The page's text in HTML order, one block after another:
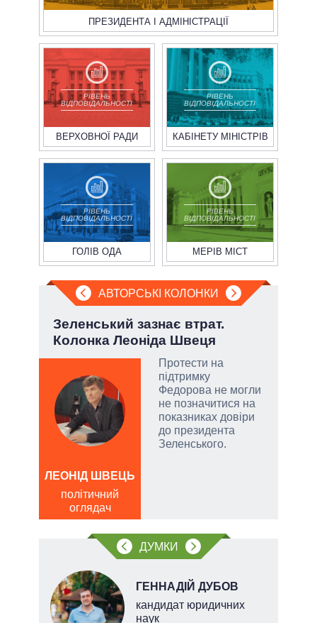
ПРЕЗИДЕНТА І АДМІНІСТРАЦІЇ
РІВЕНЬ
ВІДПОВІДАЛЬНОСТІ
ВЕРХОВНОЇ РАДИ
РІВЕНЬ
ВІДПОВІДАЛЬНОСТІ
КАБІНЕТУ МІНІСТРІВ
РІВЕНЬ
ВІДПОВІДАЛЬНОСТІ
ГОЛІВ ОДА
РІВЕНЬ
ВІДПОВІДАЛЬНОСТІ
МЕРІВ МІСТ
АВТОРСЬКІ КОЛОНКИ
Зеленський зазнає втрат.
Колонка Леоніда Швеця
Протести на
підтримку
Федорова не могли
не позначитися на
показниках довіри
до президента
Зеленського.
ЛЕОНІД ШВЕЦЬ
політичний
оглядач
ДУМКИ
ГЕННАДІЙ ДУБОВ
кандидат юридичних
наук